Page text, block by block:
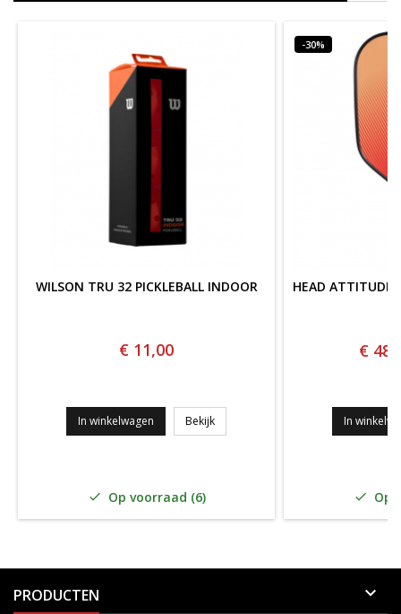
WILSON TRU 32 PICKLEBALL INDOOR
€ 11,00
In winkelwagen BekijkWILSON TRU 32 Pickleball INDOOR
 Op voorraad (6)
-30%
HEAD ATTITUDE
€
In
 Op
PRODUCTEN 